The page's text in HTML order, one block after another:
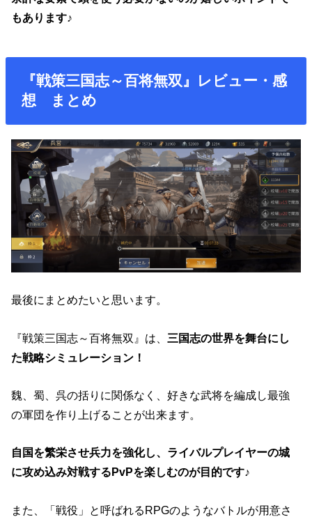
もあります♪
『戦策三国志～百将無双』レビュー・感
想 まとめ
最後にまとめたいと思います。
『戦策三国志～百将無双』は、 三国志の世界を舞台にし
た戦略シミュレーション！
魏、蜀、呉の括りに関係なく、好きな武将を編成し最強
の軍団を作り上げることが出来ます。
自国を繁栄させ兵力を強化し、ライバルプレイヤーの城
に攻め込み対戦するPvPを楽しむのが目的です♪
また、「戦役」と呼ばれるRPGのようなバトルが用意さ